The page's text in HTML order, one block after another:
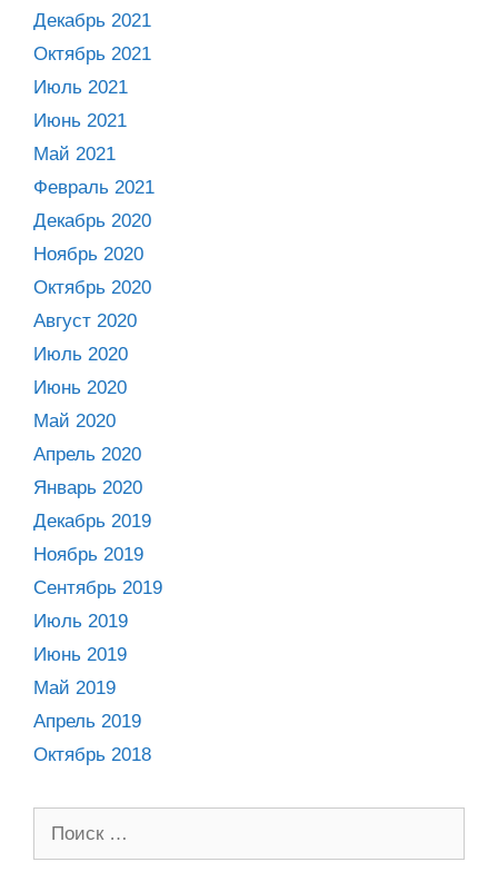
Декабрь 2021
Октябрь 2021
Июль 2021
Июнь 2021
Май 2021
Февраль 2021
Декабрь 2020
Ноябрь 2020
Октябрь 2020
Август 2020
Июль 2020
Июнь 2020
Май 2020
Апрель 2020
Январь 2020
Декабрь 2019
Ноябрь 2019
Сентябрь 2019
Июль 2019
Июнь 2019
Май 2019
Апрель 2019
Октябрь 2018